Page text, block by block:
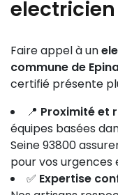
Faire appel à un
commune de
certifié présente
📍 Proximité et
équipes basées
Seine 93800
pour vos urgences
✅ Expertise